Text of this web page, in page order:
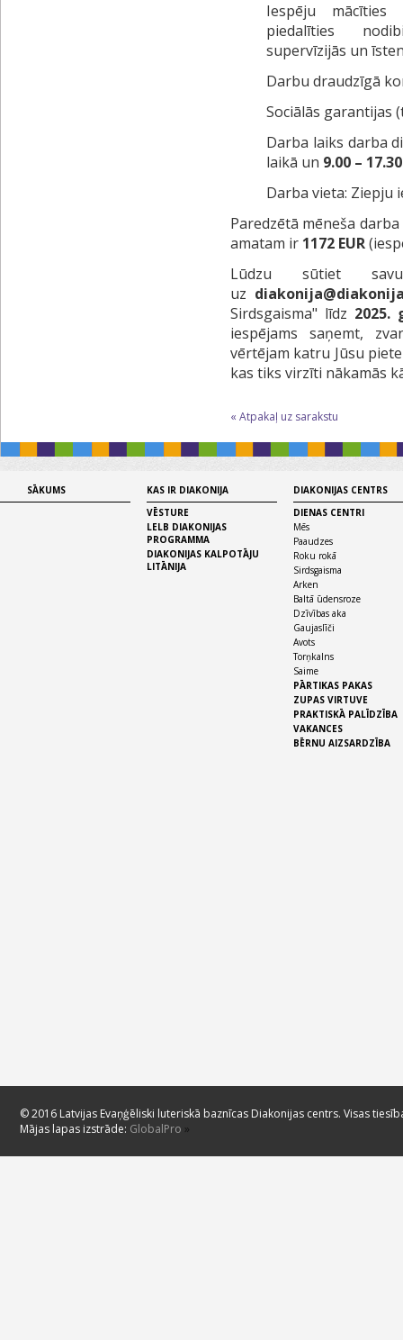
Iespēju mācīties
piedalīties
supervīzijās un
Darbu draudzīgā
Sociālās garantijas
Darba laiks darba
laikā un 9.00 – 17.30
Darba vieta: Ziepju
Paredzētā mēneša
amatam ir 1172 EUR
Lūdzu sūtiet
uz
Sirdsgaisma" līdz 2025.
iespējams saņemt,
vērtējam katru Jūsu
kas tiks virzīti nākamās
« Atpakaļ uz sarakstu
SĀKUMS
KAS IR DIAKONIJA
VĒSTURE
LELB DIAKONIJAS
PROGRAMMA
DIAKONIJAS KALPOTĀJU
LITĀNIJA
DIAKONIJAS CENTRS
DIENAS CENTRI
Mēs
Paaudzes
Roku rokā
Sirdsgaisma
Arken
Baltā ūdensroze
Dzīvības aka
Gaujaslīči
Avots
Torņkalns
Saime
PĀRTIKAS PAKAS
ZUPAS VIRTUVE
PRAKTISKĀ PALĪDZĪBA
VAKANCES
BĒRNU AIZSARDZĪBA
© 2016 Latvijas Evaņģēliski luteriskā baznīcas Diakonijas centrs. Visas
Mājas lapas izstrāde: GlobalPro »